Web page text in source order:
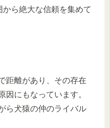
から絶大な信頼を集めて
距離があり、その存在
因にもなっています。
ら犬猿の仲のライバル